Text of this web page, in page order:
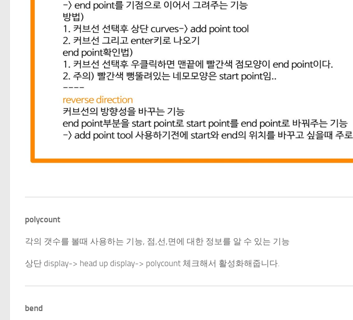
polycount
각의 갯수를 볼때 사용하는 기능, 점,선,면에 대한 정보를 알 수 있는 기능
상단 display-> head up display-> polycount 체크해서 활성화해줍니다.
bend